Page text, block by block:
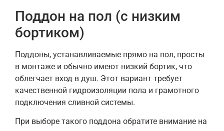
Поддон на пол (с низким
бортиком)
Поддоны, устанавливаемые прямо на пол, просты
в монтаже и обычно имеют низкий бортик, что
облегчает вход в душ. Этот вариант требует
качественной гидроизоляции пола и грамотного
подключения сливной системы.
При выборе такого поддона обратите внимание на